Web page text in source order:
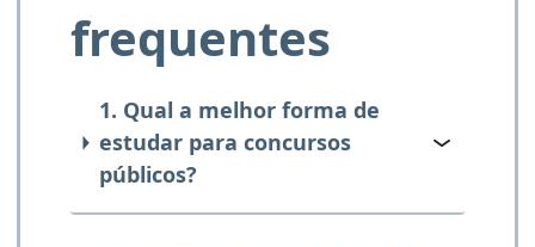
frequentes
1. Qual a melhor forma de
estudar para concursos
públicos?